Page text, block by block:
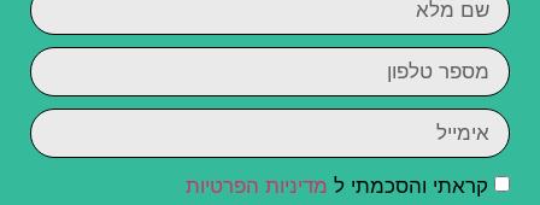
קראתי והסכמתי ל מדיניות הפרטיות